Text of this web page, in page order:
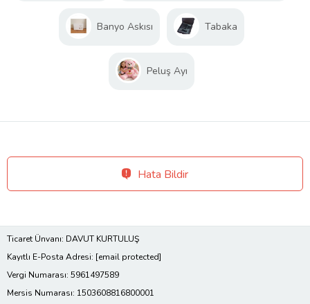
Banyo Askısı Tabaka
Peluş Ayı
Hata Bildir
Ticaret Ünvanı: DAVUT KURTULUŞ
Kayıtlı E-Posta Adresi: [email protected]
Vergi Numarası: 5961497589
Mersis Numarası: 1503608816800001